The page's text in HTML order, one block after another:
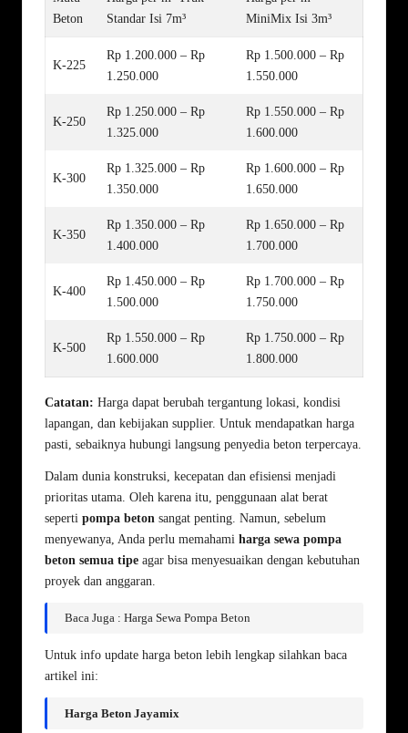
Beton
Standar Isi 7m³
MiniMix Isi 3m³
K-225
Rp 1.200.000 – Rp
1.250.000
Rp 1.500.000 – Rp
1.550.000
K-250
Rp 1.250.000 – Rp
1.325.000
Rp 1.550.000 – Rp
1.600.000
K-300
Rp 1.325.000 – Rp
1.350.000
Rp 1.600.000 – Rp
1.650.000
K-350
Rp 1.350.000 – Rp
1.400.000
Rp 1.650.000 – Rp
1.700.000
K-400
Rp 1.450.000 – Rp
1.500.000
Rp 1.700.000 – Rp
1.750.000
K-500
Rp 1.550.000 – Rp
1.600.000
Rp 1.750.000 – Rp
1.800.000
Catatan: Harga dapat berubah tergantung lokasi, kondisi
lapangan, dan kebijakan supplier. Untuk mendapatkan harga
pasti, sebaiknya hubungi langsung penyedia beton terpercaya.
Dalam dunia konstruksi, kecepatan dan efisiensi menjadi
prioritas utama. Oleh karena itu, penggunaan alat berat
seperti pompa beton sangat penting. Namun, sebelum
menyewanya, Anda perlu memahami harga sewa pompa
beton semua tipe agar bisa menyesuaikan dengan kebutuhan
proyek dan anggaran.
Baca Juga : Harga Sewa Pompa Beton
Untuk info update harga beton lebih lengkap silahkan baca
artikel ini:
Harga Beton Jayamix